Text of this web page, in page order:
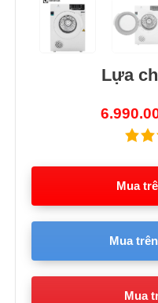
Lựa
Mua
Mua
Mua